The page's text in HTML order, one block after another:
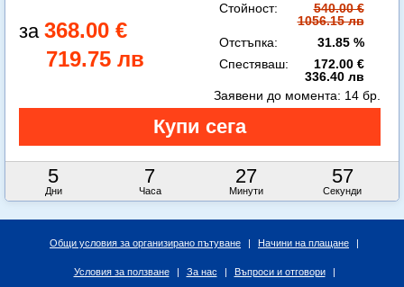
368.00 €
719.75 лв
Стойност:
540.00 €
1056.15 лв
Отстъпка:
31.85 %
Спестяваш:
172.00 €
336.40 лв
5
Дни
7
Часа
27
Минути
56
Секунди
Заявени до момента: 14 бр.
Общи условия за организирано пътуване | Начини на плащане |
Условия за ползване | За нас | Въпроси и отговори |